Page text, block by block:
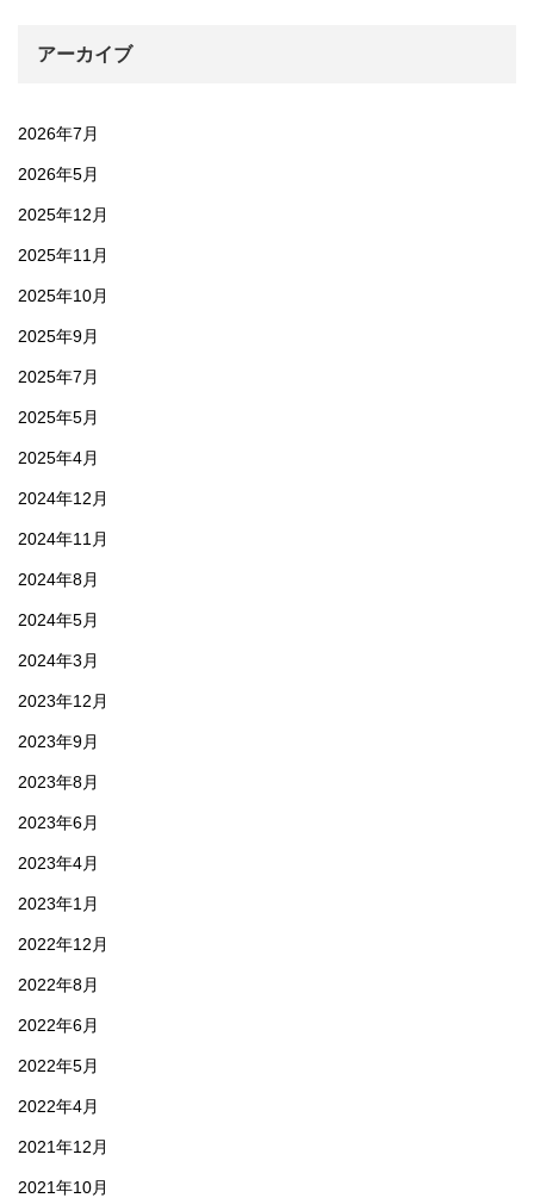
アーカイブ
2026年7月
2026年5月
2025年12月
2025年11月
2025年10月
2025年9月
2025年7月
2025年5月
2025年4月
2024年12月
2024年11月
2024年8月
2024年5月
2024年3月
2023年12月
2023年9月
2023年8月
2023年6月
2023年4月
2023年1月
2022年12月
2022年8月
2022年6月
2022年5月
2022年4月
2021年12月
2021年10月